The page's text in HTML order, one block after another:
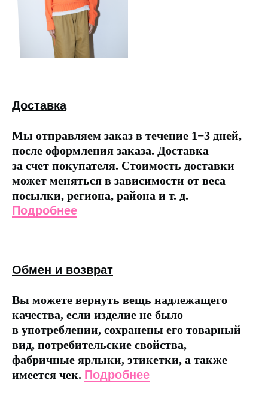
Доставка
Мы отправляем заказ в течение 1−3 дней,
после оформления заказа. Доставка
за счет покупателя. Стоимость доставки
может меняться в зависимости от веса
посылки, региона, района и т. д.
Подробнее
Обмен и возврат
Вы можете вернуть вещь надлежащего
качества, если изделие не было
в употреблении, сохранены его товарный
вид, потребительские свойства,
фабричные ярлыки, этикетки, а также
имеется чек. Подробнее